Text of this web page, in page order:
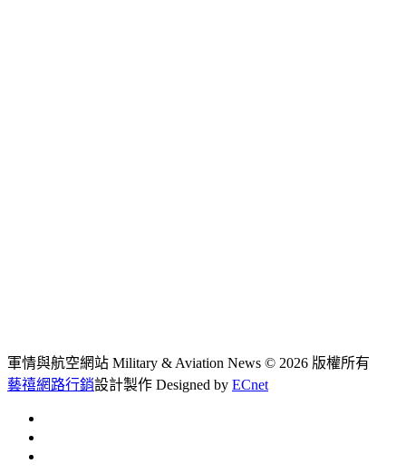
軍情與航空網站 Military & Aviation News © 2026 版權所有
藝禧網路行銷設計製作 Designed by ECnet